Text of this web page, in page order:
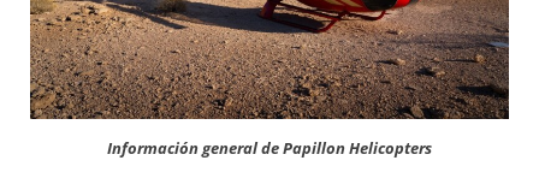
Información general de Papillon Helicopters